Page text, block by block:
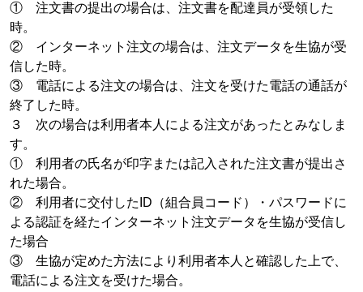
① 注文書の提出の場合は、注文書を配達員が受領した
時。
② インターネット注文の場合は、注文データを生協が受
信した時。
③ 電話による注文の場合は、注文を受けた電話の通話が
終了した時。
３ 次の場合は利用者本人による注文があったとみなしま
す。
① 利用者の氏名が印字または記入された注文書が提出さ
れた場合。
② 利用者に交付したID（組合員コード）・パスワードに
よる認証を経たインターネット注文データを生協が受信し
た場合
③ 生協が定めた方法により利用者本人と確認した上で、
電話による注文を受けた場合。